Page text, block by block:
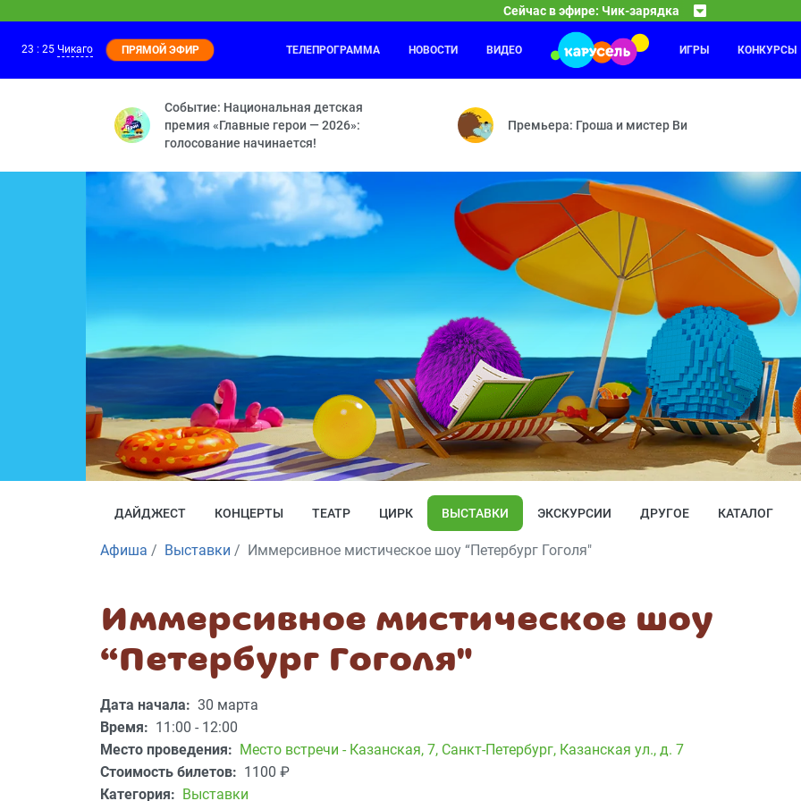
Сейчас в эфире: Чик-зарядка
23:25
Чик-зарядка Команда Флоры
23 : 25 Чикаго ПРЯМОЙ ЭФИР ТЕЛЕПРОГРАММА НОВОСТИ ВИДЕО ИГРЫ КОНКУРСЫ
Событие: Национальная детская
премия «Главные герои — 2026»:
голосование начинается!
Премьера: Гроша и мистер Ви
ДАЙДЖЕСТ КОНЦЕРТЫ ТЕАТР ЦИРК ВЫСТАВКИ ЭКСКУРСИИ ДРУГОЕ КАТАЛОГ
Афиша Выставки Иммерсивное мистическое шоу “Петербург Гоголя"
Иммерсивное мистическое шоу
“Петербург Гоголя"
Дата начала: 30 марта
Время: 11:00 - 12:00
Место проведения: Место встречи - Казанская, 7, Санкт-Петербург, Казанская ул., д. 7
Стоимость билетов: 1100 ₽
Категория: Выставки